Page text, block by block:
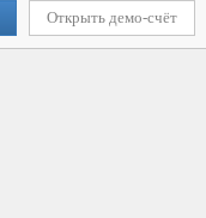
Открыть демо-счёт